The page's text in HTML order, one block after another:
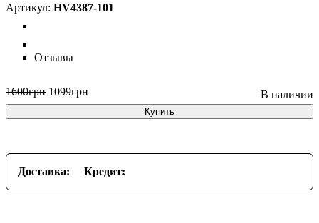
HV4387-101
Отзывы
1600грн 1099грн
Купить
Доставка: Кредит: